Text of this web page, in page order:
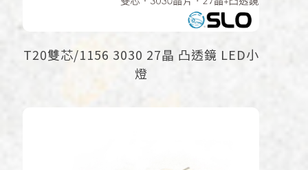
T20雙芯/1156 3030 27晶 凸透鏡 LED小
燈